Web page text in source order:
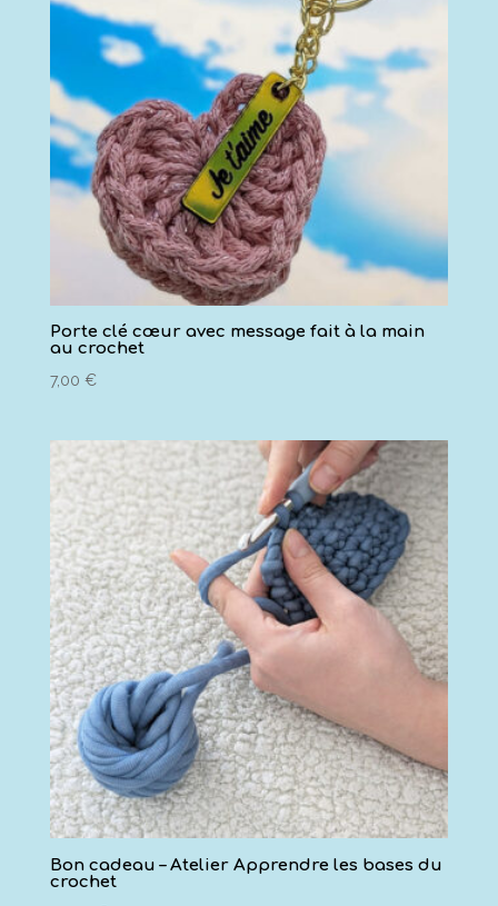
Porte clé cœur avec message fait à la main
au crochet
7,00 €
Bon cadeau – Atelier Apprendre les bases du
crochet